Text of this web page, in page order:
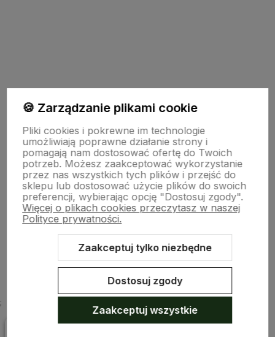
Pomoc
Moje konto
Płatności i dostawa
;
🍪 Zarządzanie plikami cookie
Pliki cookies i pokrewne im technologie
umożliwiają poprawne działanie strony i
pomagają nam dostosować ofertę do Twoich
potrzeb. Możesz zaakceptować wykorzystanie
przez nas wszystkich tych plików i przejść do
sklepu lub dostosować użycie plików do swoich
preferencji, wybierając opcję "Dostosuj zgody".
Więcej o plikach cookies przeczytasz w naszej
Polityce prywatności.
Zaakceptuj tylko niezbędne
Dostosuj zgody
Zaakceptuj wszystkie